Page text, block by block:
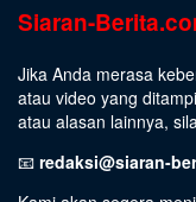
Siaran-
Jika Anda merasa
atau video yang
atau alasan lainnya,
📧 redaksi@siaran-